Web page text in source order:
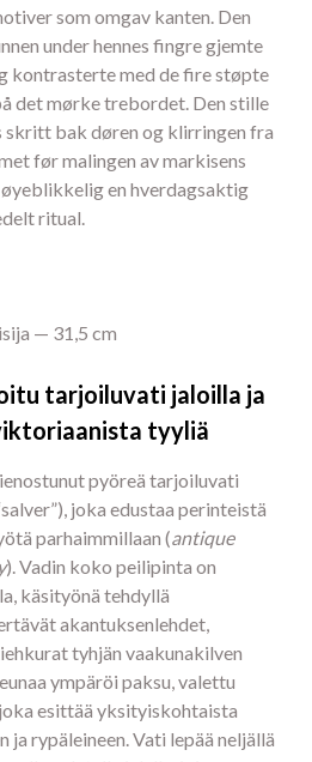
som omgav kanten. Den
under hennes fingre gjemte
kontrasterte med de fire støpte
det mørke trebordet. Den stille
skritt bak døren og klirringen fra
før malingen av markisens
en hverdagsaktig
ritual.
— 31,5 cm
tarjoiluvati jaloilla ja
tyyliä
pyöreä tarjoiluvati
joka edustaa perinteistä
parhaimmillaan (antique
). Vadin koko peilipinta on
käsityönä tehdyllä
akantuksenlehdet,
tyhjän vaakunakilven
ympäröi paksu, valettu
esittää yksityiskohtaista
ja rypäleineen. Vati lepää neljällä